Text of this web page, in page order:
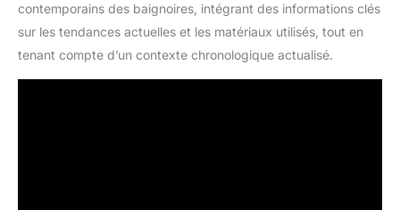
contemporains des baignoires, intégrant des informations clés
sur les tendances actuelles et les matériaux utilisés, tout en
tenant compte d’un contexte chronologique actualisé.